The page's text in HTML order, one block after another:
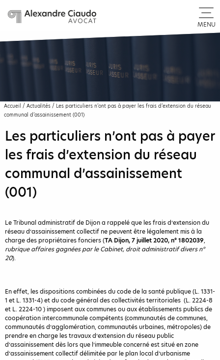
MENU
Accueil / Actualités / Les particuliers n’ont pas à payer les frais d’extension du réseau
communal d’assainissement (001)
Les particuliers n’ont pas à payer
les frais d’extension du réseau
communal d’assainissement
(001)
Le Tribunal administratif de Dijon a rappelé que les frais d’extension du
réseau d’assainissement collectif ne peuvent être légalement mis à la
charge des propriétaires fonciers (TA Dijon, 7 juillet 2020, n° 1802039,
rubrique affaires gagnées par le Cabinet, droit administratif divers n°
20).
En effet, les dispositions combinées du code de la santé publique (L. 1331-
1 et L. 1331-4) et du code général des collectivités territoriales (L. 2224-8
et L. 2224-10 ) imposent aux communes ou aux établissements publics de
coopération intercommunale compétents (communautés de communes,
communautés d’agglomération, communautés urbaines, métropoles) de
prendre en charge les travaux d’extension du réseau public
d’assainissement dès lors que l’immeuble concerné est situé en zone
d’assainissement collectif délimitée par le plan local d’urbanisme